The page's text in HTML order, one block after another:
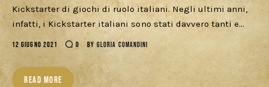
Kickstarter di giochi di ruolo italiani. Negli ultimi anni,
infatti, i Kickstarter italiani sono stati davvero tanti e…
12 GIUGNO 2021 0 BY GLORIA COMANDINI
READ MORE